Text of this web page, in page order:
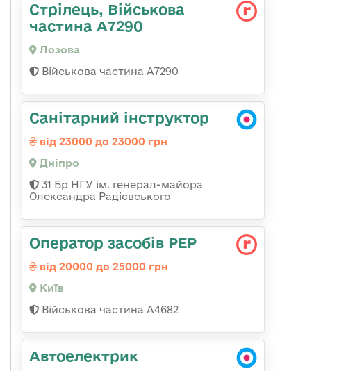
Стрілець, Військова
частина А7290
Лозова
Військова частина А7290
Санітарний інструктор
від 23000 до 23000 грн
Дніпро
31 Бр НГУ ім. генерал-майора
Олександра Радієвського
Оператор засобів РЕР
від 20000 до 25000 грн
Київ
Військова частина А4682
Автоелектрик